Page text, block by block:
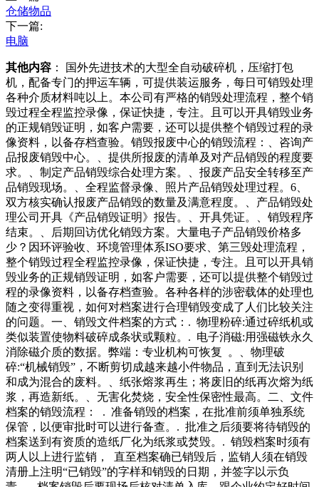
仓储物品
下一篇:
电脑
其他内容 ： 国外先进技术的大型全自动破碎机，压缩打包
机，配备专门的押运车辆，可提供装运服务，每日可销毁处理
各种介质材料吨以上。本公司有严格的销毁处理流程，整个销
毁过程全程监控录像，保证快捷，专注。且可以开具销毁业务
的正规销毁证明，如客户需要，还可以提供整个销毁过程的录
像资料，以备存档查验。销毁报废中心的销毁流程：、咨询产
品报废销毁中心。、提供所报废的清单及对产品销毁的程度要
求。、制定产品销毁综合处理方案。、报废产品安全转移至产
品销毁现场。、全程监督录像、照片产品销毁处理过程。6、
双方核实确认报废产品销毁的数量及满意程度。、产品销毁处
理公司开具《产品销毁证明》报告。、开具凭证。、销毁程序
结束。、后期回访优化销毁方案。大量电子产品销毁价格多
少？因环评验收、环境管理体系ISO要求、第三毁处理流程，
整个销毁过程全程监控录像，保证快捷，专注。且可以开具销
毁业务的正规销毁证明，如客户需要，还可以提供整个销毁过
程的录像资料，以备存档查验。各种各样的涉密载体的处理也
随之变得重视，如何对档案进行合理销毁变成了人们比较关注
的问题。一、销毁文件档案的方式：. 物理粉碎:通过碎纸机或
类似装置使物料破碎成条状或颗粒。. 电子消磁:用强磁铁永久
消除磁介质的数据。弊端：专业机构可恢复 。、物理破
碎:“机械销毁”，不断剪切成越来越小件物品，直到无法识别
和成为混合的废料。、纸张熔浆再生；将废旧的纸再次熔为纸
浆，再造新纸。、无害化焚烧，安全性保密性最高。二、文件
档案的销毁流程： . 准备销毁的档案，在批准前须单独系统
保管，以便审批时可以进行备查。. 批准之后须要将待销毁的
档案送到有资质的造纸厂化为纸浆或焚毁。. 销毁档案时须有
两人以上进行监销， 直至档案确已销毁后，监销人须在销毁
清册上注明“已销毁”的字样和销毁的日期，并签字以示负